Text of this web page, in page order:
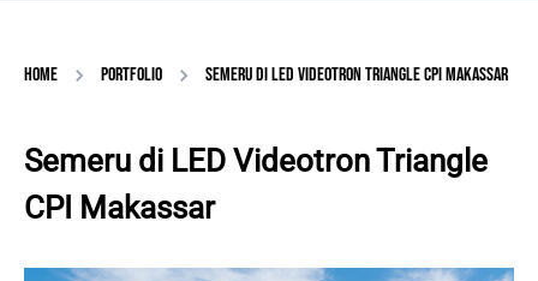
HOME PORTFOLIO SEMERU DI LED VIDEOTRON TRIANGLE CPI MAKASSAR
Semeru di LED Videotron Triangle
CPI Makassar